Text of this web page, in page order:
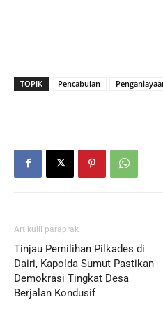
TOPIK Pencabulan
Artikulli paraprak
Tinjau Pemilihan Pilkades di
Dairi, Kapolda Sumut Pastikan
Demokrasi Tingkat Desa
Berjalan Kondusif